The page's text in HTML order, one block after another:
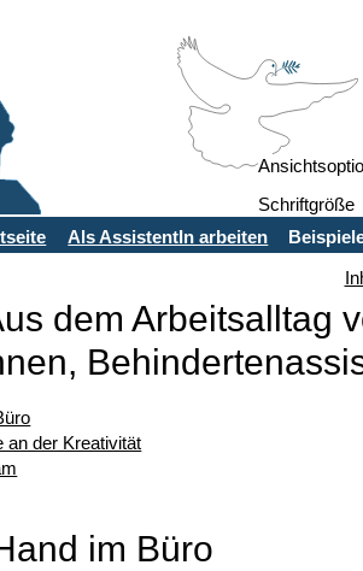
Schriftgröße
Als AssistentIn arbeiten
dem Arbeitsalltag
an der Kreativität
im Büro